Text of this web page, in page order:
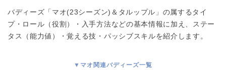
バディーズ「マオ(23シーズン)＆タルップル」の属するタイ
プ・ロール（役割）・入手方法などの基本情報に加え、ステー
タス（能力値）・覚える技・パッシブスキルを紹介します。
▼マオ関連バディーズ一覧